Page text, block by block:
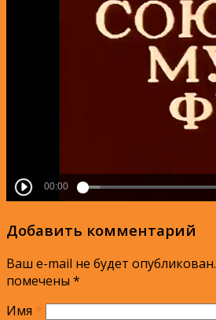
Добавить комментарий
Ваш e-mail не будет опубликован.
помечены *
Имя *